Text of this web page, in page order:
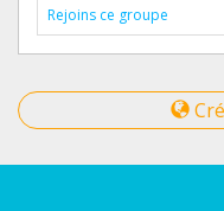
Rejoins ce groupe